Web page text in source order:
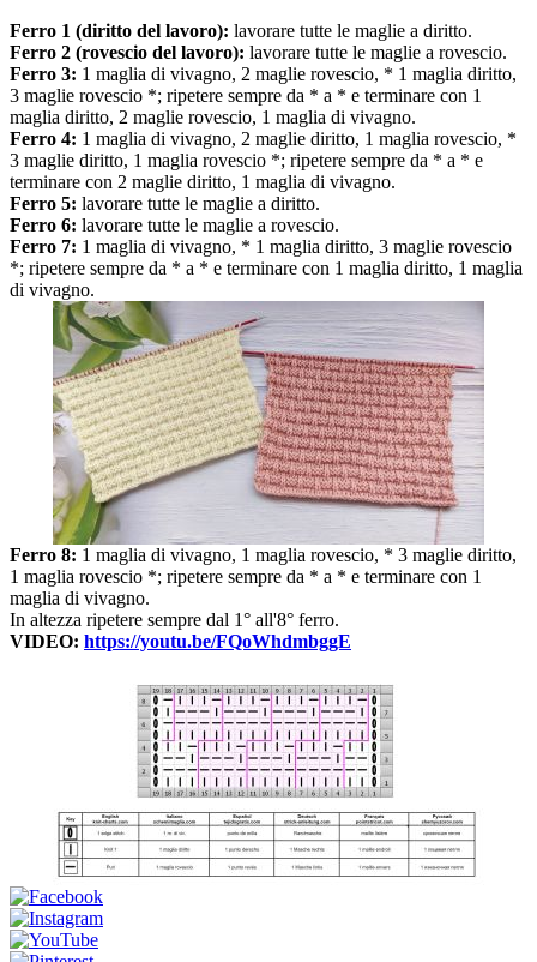
Ferro 1 (diritto del lavoro): lavorare tutte le maglie a diritto.
Ferro 2 (rovescio del lavoro): lavorare tutte le maglie a rovescio.
Ferro 3: 1 maglia di vivagno, 2 maglie rovescio, * 1 maglia diritto,
3 maglie rovescio *; ripetere sempre da * a * e terminare con 1
maglia diritto, 2 maglie rovescio, 1 maglia di vivagno.
Ferro 4: 1 maglia di vivagno, 2 maglie diritto, 1 maglia rovescio, *
3 maglie diritto, 1 maglia rovescio *; ripetere sempre da * a * e
terminare con 2 maglie diritto, 1 maglia di vivagno.
Ferro 5: lavorare tutte le maglie a diritto.
Ferro 6: lavorare tutte le maglie a rovescio.
Ferro 7: 1 maglia di vivagno, * 1 maglia diritto, 3 maglie rovescio
*; ripetere sempre da * a * e terminare con 1 maglia diritto, 1 maglia
di vivagno.
Ferro 8: 1 maglia di vivagno, 1 maglia rovescio, * 3 maglie diritto,
1 maglia rovescio *; ripetere sempre da * a * e terminare con 1
maglia di vivagno.
In altezza ripetere sempre dal 1° all'8° ferro.
VIDEO: https://youtu.be/FQoWhdmbggE